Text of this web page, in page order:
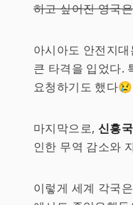
하고 싶어진 영국
아시아도 안전지
큰 타격을 입었다.
요청하기도 했다
마지막으로, 신흥국
인한 무역 감소와
이렇게 세계 각국